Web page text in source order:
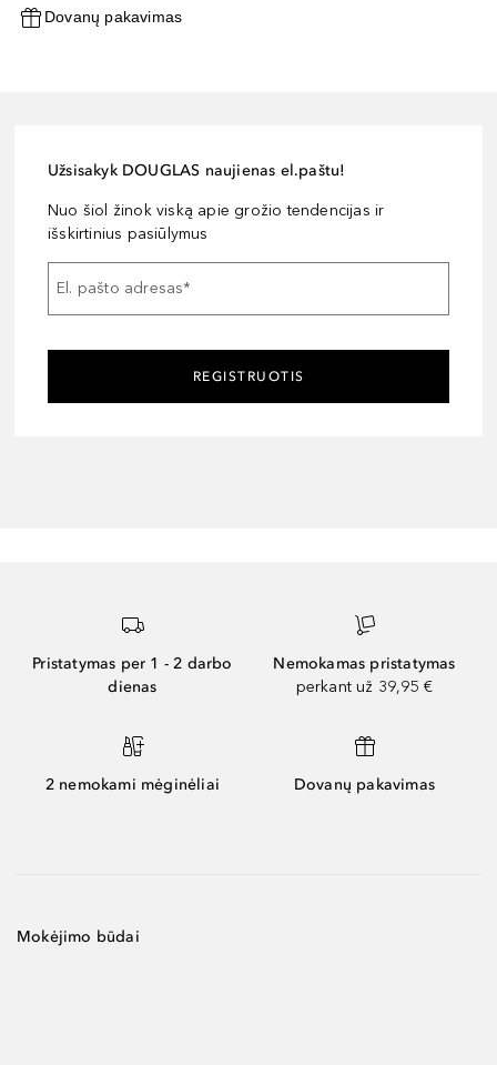
Dovanų pakavimas
Užsisakyk DOUGLAS naujienas el.paštu!
Nuo šiol žinok viską apie grožio tendencijas ir
išskirtinius pasiūlymus
El. pašto adresas*
REGISTRUOTIS
Pristatymas per 1 - 2 darbo
dienas
Nemokamas pristatymas
perkant už 39,95 €
2 nemokami mėginėliai Dovanų pakavimas
Mokėjimo būdai